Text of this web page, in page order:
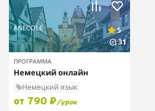
ANECOLE
5
31
ПРОГРАММА
Немецкий онлайн
Немецкий язык
от 790 ₽/урок